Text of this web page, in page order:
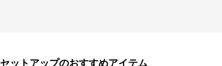
セットアップのおすすめアイテム